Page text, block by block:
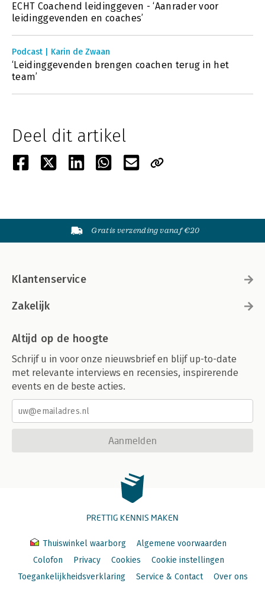
ECHT Coachend leidinggeven - ‘Aanrader voor
leidinggevenden en coaches’
Podcast | Karin de Zwaan
‘Leidinggevenden brengen coachen terug in het
team’
Deel dit artikel
Gratis verzending vanaf €20
Klantenservice
Zakelijk
Altijd op de hoogte
Schrijf u in voor onze nieuwsbrief en blijf up-to-date
met relevante interviews en recensies, inspirerende
events en de beste acties.
Aanmelden
PRETTIG KENNIS MAKEN
Thuiswinkel waarborg
Algemene voorwaarden
Colofon
Privacy Cookies
Cookie instellingen
Toegankelijkheidsverklaring
Service & Contact Over ons